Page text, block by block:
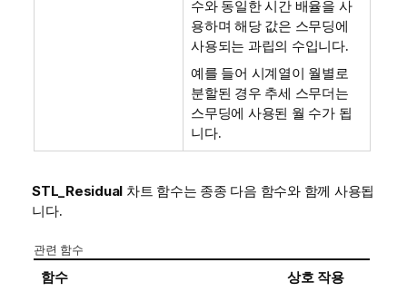
수와 동일한 시간 배율을 사
용하며 해당 값은 스무딩에
사용되는 과립의 수입니다.
예를 들어 시계열이 월별로
분할된 경우 추세 스무더는
스무딩에 사용된 월 수가 됩
니다.
STL_Residual 차트 함수는 종종 다음 함수와 함께 사용됩
니다.
관련 함수
함수 상호 작용